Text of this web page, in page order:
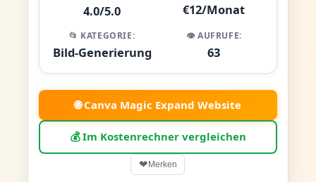
4.0/5.0
€12/Monat
📂 KATEGORIE:
Bild-Generierung
👁️ AUFRUFE:
63
🌐 Canva Magic Expand Website
💰 Im Kostenrechner vergleichen
❤Merken